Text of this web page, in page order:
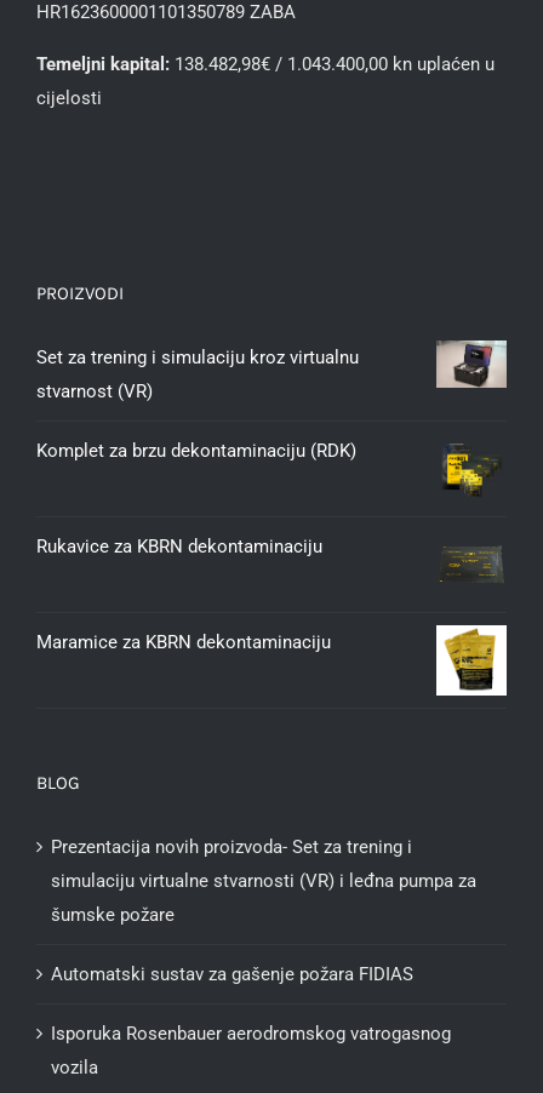
HR1623600001101350789 ZABA
Temeljni kapital: 138.482,98€ / 1.043.400,00 kn uplaćen u
cijelosti
PROIZVODI
Set za trening i simulaciju kroz virtualnu
stvarnost (VR)
Komplet za brzu dekontaminaciju (RDK)
Rukavice za KBRN dekontaminaciju
Maramice za KBRN dekontaminaciju
BLOG
Prezentacija novih proizvoda- Set za trening i
simulaciju virtualne stvarnosti (VR) i leđna pumpa za
šumske požare
Automatski sustav za gašenje požara FIDIAS
Isporuka Rosenbauer aerodromskog vatrogasnog
vozila